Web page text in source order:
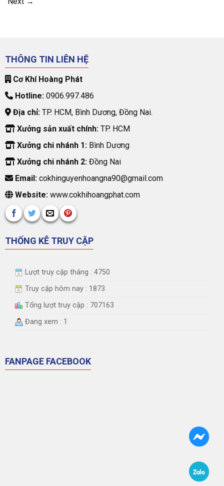
THÔNG TIN LIÊN HỆ
Cơ Khí Hoàng Phát
Hotline:0906.997.486
Địa chỉ:TP. HCM, Bình Dương, Đồng Nai.
Xưởng sản xuất chính:TP. HCM
Xưởng chi nhánh 1:Bình Dương
Xưởng chi nhánh 2:Đồng Nai
Email:cokhinguyenhoangna90@gmail.com
Website:www.cokhihoangphat.com
THỐNG KÊ TRUY CẬP
Lượt truy cập tháng : 4750
Truy cập hôm nay : 1873
Tổng lượt truy cập : 707163
Đang xem : 1
FANPAGE FACEBOOK